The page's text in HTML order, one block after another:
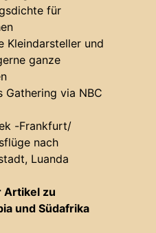
für
Kleindarsteller und
ganze
Gathering via NBC
-Frankfurt/
nach
Luanda
Artikel zu
und Südafrika